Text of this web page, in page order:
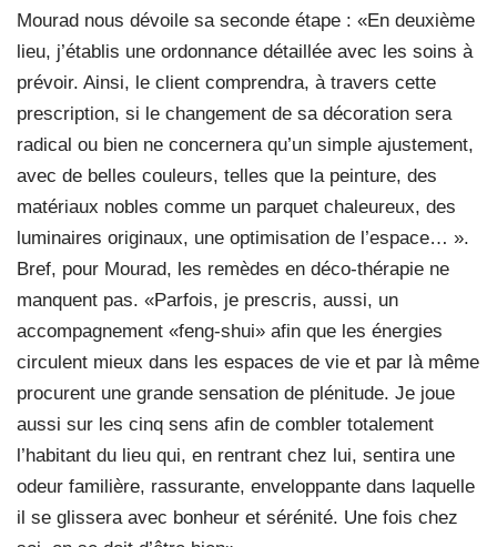
Mourad nous dévoile sa seconde étape : «En deuxième
lieu, j’établis une ordonnance détaillée avec les soins à
prévoir. Ainsi, le client comprendra, à travers cette
prescription, si le changement de sa décoration sera
radical ou bien ne concernera qu’un simple ajustement,
avec de belles couleurs, telles que la peinture, des
matériaux nobles comme un parquet chaleureux, des
luminaires originaux, une optimisation de l’espace… ».
Bref, pour Mourad, les remèdes en déco-thérapie ne
manquent pas. «Parfois, je prescris, aussi, un
accompagnement «feng-shui» afin que les énergies
circulent mieux dans les espaces de vie et par là même
procurent une grande sensation de plénitude. Je joue
aussi sur les cinq sens afin de combler totalement
l’habitant du lieu qui, en rentrant chez lui, sentira une
odeur familière, rassurante, enveloppante dans laquelle
il se glissera avec bonheur et sérénité. Une fois chez